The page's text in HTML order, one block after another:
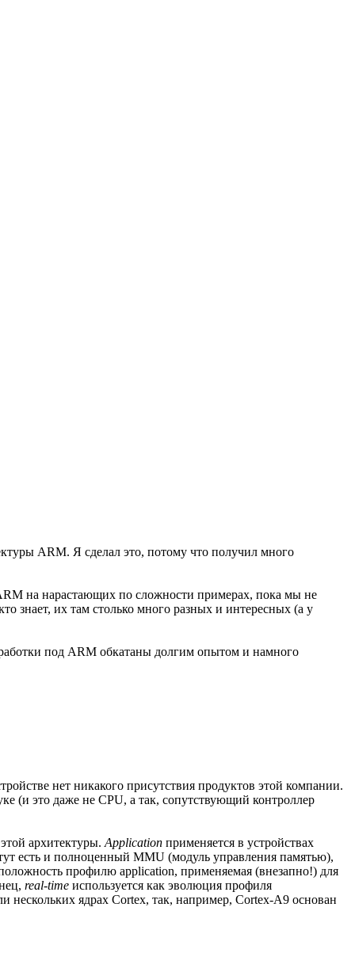
ARM. Я сделал это, потому что получил много
на нарастающих по сложности примерах, пока мы не
их там столько много разных и интересных (а у
под ARM обкатаны долгим опытом и намного
нет никакого присутствия продуктов этой компании.
(и это даже не CPU, а так, сопутствующий контроллер
архитектуры. Application применяется в устройствах
есть и полноценный MMU (модуль управления памятью),
профилю application, применяемая (внезапно!) для
real-time используется как эволюция профиля
нескольких ядрах Cortex, так, например, Cortex-A9 основан